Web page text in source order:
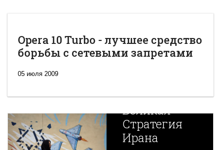
Opera 10 Turbo - лучшее средство
борьбы с сетевыми запретами
05 июля 2009
Новая
Великая
Стратегия
Ирана